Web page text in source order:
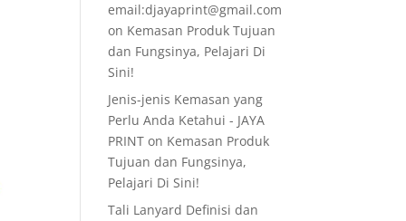
email:djayaprint@gmail.com
on Kemasan Produk Tujuan
dan Fungsinya, Pelajari Di
Sini!
Jenis-jenis Kemasan yang
Perlu Anda Ketahui - JAYA
PRINT on Kemasan Produk
Tujuan dan Fungsinya,
Pelajari Di Sini!
Tali Lanyard Definisi dan